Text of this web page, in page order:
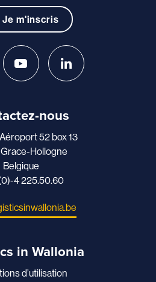
Je m'inscris
nous
52 box 13
Hollogne
Belgique
4 225.50.60
in Wallonia
d’utilisation